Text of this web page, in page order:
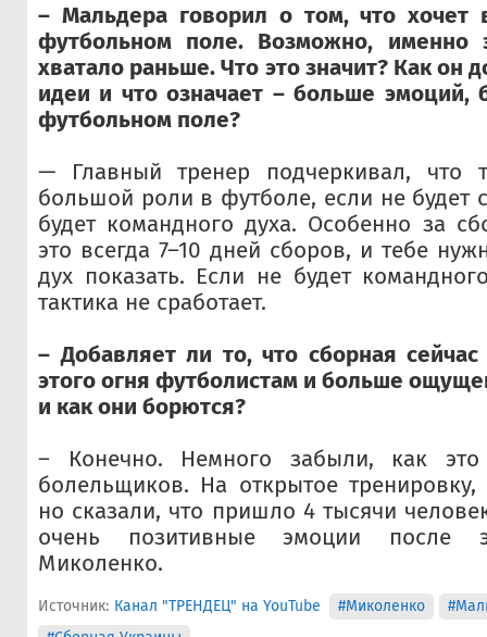
– Мальдера говорил о том, что хочет
футбольном поле. Возможно, именно
хватало раньше. Что это значит? Как он
идеи и что означает – больше эмоций,
футбольном поле?
— Главный тренер подчеркивал, что
большой роли в футболе, если не будет
будет командного духа. Особенно за
это всегда 7–10 дней сборов, и тебе
дух показать. Если не будет
тактика не сработает.
– Добавляет ли то, что сборная
этого огня футболистам и больше
и как они борются?
– Конечно. Немного забыли, как
болельщиков. На открытое
но сказали, что пришло 4 тысячи
очень позитивные эмоции после
Миколенко.
Источник: Канал "ТРЕНДЕЦ" на YouTube #Миколенко